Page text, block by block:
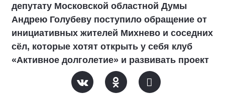
депутату Московской областной Думы
Андрею Голубеву поступило обращение от
инициативных жителей Михнево и соседних
сёл, которые хотят открыть у себя клуб
«Активное долголетие» и развивать проект